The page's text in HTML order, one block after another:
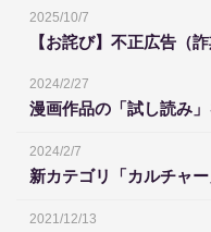
2025/10/7
【お詫び】不正広告（
2024/2/27
漫画作品の「試し読み
2024/2/7
新カテゴリ「カルチャ
2021/12/13